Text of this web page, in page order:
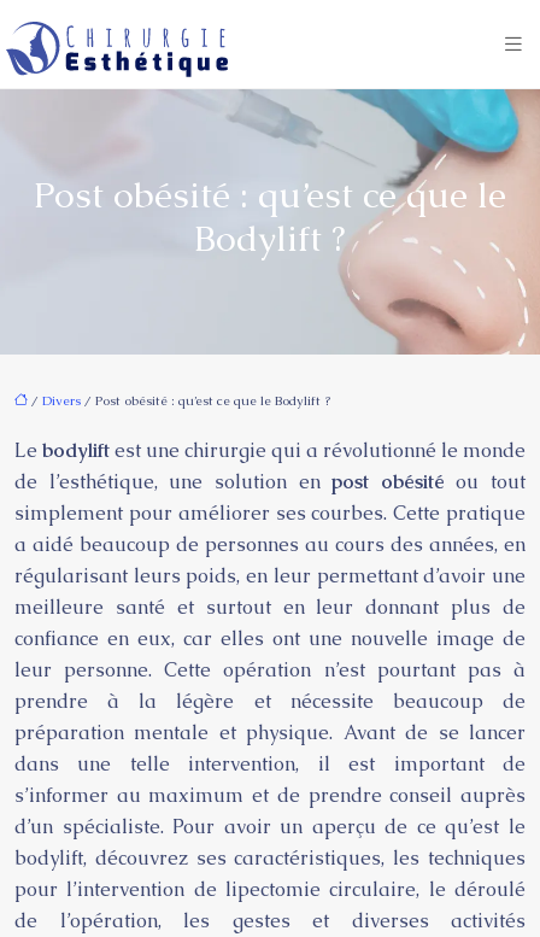
Post obésité : qu’est ce que le
Bodylift ?
/ Divers / Post obésité : qu’est ce que le Bodylift ?
Le bodyliftest une chirurgie qui a révolutionné le monde
de l’esthétique, une solution enpost obésité ou tout
simplement pour améliorer ses courbes. Cette pratique
a aidé beaucoup de personnes au cours des années, en
régularisant leurs poids, en leur permettant d’avoir une
meilleure santé et surtout en leur donnant plus de
confiance en eux, car elles ont une nouvelle image de
leur personne. Cette opération n’est pourtant pas à
prendre à la légère et nécessite beaucoup de
préparation mentale et physique. Avant de se lancer
dans une telle intervention, il est important de
s’informer au maximum et de prendre conseil auprès
d’un spécialiste. Pour avoir un aperçu de ce qu’est le
bodylift, découvrez ses caractéristiques, les techniques
pour l’intervention de lipectomie circulaire, le déroulé
de l’opération, les gestes et diverses activités